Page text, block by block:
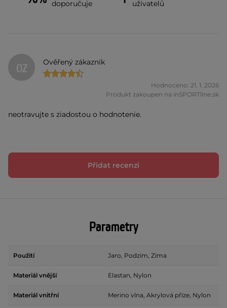
doporučuje
uživatelů
OZ Ověřený zákazník
Hodnoceno: 21. 1. 2026
Produkt zakoupen na inSPORTline.sk
neotravujte s ziadostou o hodnotenie.
Přidat recenzi
Parametry
Použití Jaro, Podzim, Zima
Materiál vnější Elastan, Nylon
Materiál vnitřní Merino vlna, Akrylová příze, Nylon